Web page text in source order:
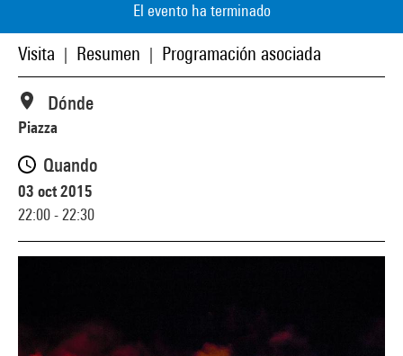
El evento ha terminado
Visita Resumen Programación asociada
Dónde
Piazza
Quando
03 oct 2015
22:00 - 22:30